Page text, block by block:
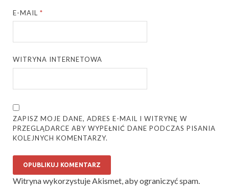
E-MAIL*
WITRYNA INTERNETOWA
ZAPISZ MOJE DANE, ADRES E-MAIL I WITRYNĘ W
PRZEGLĄDARCE ABY WYPEŁNIĆ DANE PODCZAS PISANIA
KOLEJNYCH KOMENTARZY.
Witryna wykorzystuje Akismet, aby ograniczyć spam.